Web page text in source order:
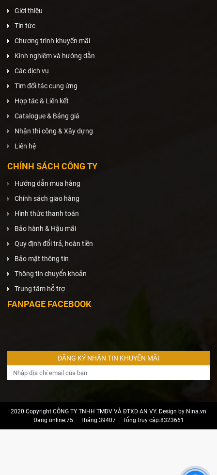
Giới thiệu
Tin tức
Chương trình khuyến mãi
Kinh nghiệm và hướng dẫn
Các dịch vụ
Tìm đối tác cung ứng
Hợp tác & Liên kết
Catalogue & Bảng giá
Nhận thi công & Xây dựng
Liên hệ
CHÍNH SÁCH CÔNG TY
Hướng dẫn mua hàng
Chính sách giao hàng
Hình thức thanh toán
Bảo hành & Hậu mãi
Quy định đổi trả, hoàn tiền
Bảo mật thông tin
Thông tin chuyển khoản
Trung tâm hỗ trợ
FANPAGE FACEBOOK
2020 Copyright CÔNG TY TNHH TMDV VÀ ĐTXD AN VY. Design by Nina.vn
Đang online:75
Tháng:39407 Tổng truy cập:8323661